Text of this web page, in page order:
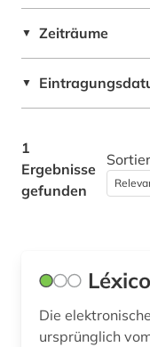
Slavistik (0)
Sport (0)
Werkstoffwissenschaften und
Wissenschaftskunde, Forschung, Hochschul-,
▼ Zeiträume
▼
1
Ergebnisse
gefunden
Die
ursprünglich